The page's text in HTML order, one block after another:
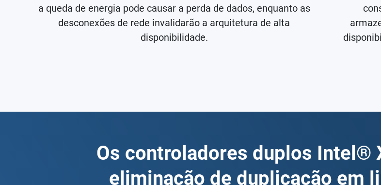
a queda de energia pode causar a perda de dados, enquanto as
desconexões de rede invalidarão a arquitetura de alta
disponibilidade.
Os controladores duplos Intel®
eliminação de duplicação em